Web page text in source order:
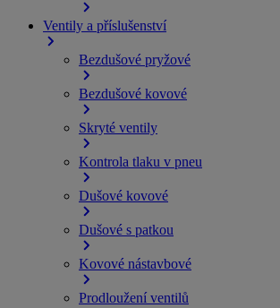
Ventily a příslušenství
Bezdušové pryžové
Bezdušové kovové
Skryté ventily
Kontrola tlaku v pneu
Dušové kovové
Dušové s patkou
Kovové nástavbové
Prodloužení ventilů